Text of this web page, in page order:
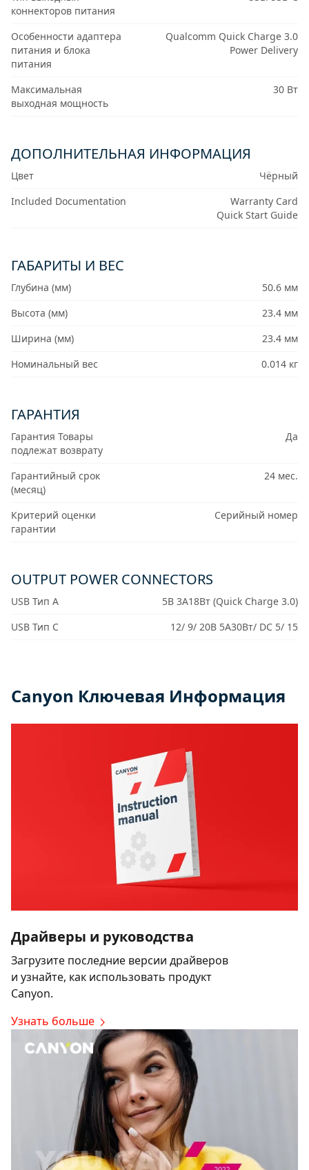
коннекторов питания
Особенности адаптера
питания и блока
питания
Qualcomm Quick Charge 3.0
Power Delivery
Максимальная
выходная мощность
30 Вт
ДОПОЛНИТЕЛЬНАЯ ИНФОРМАЦИЯ
Цвет
Чёрный
Included Documentation
Warranty Card
Quick Start Guide
ГАБАРИТЫ И ВЕС
Глубина (мм)
50.6 мм
Высота (мм)
23.4 мм
Ширина (мм)
23.4 мм
Номинальный вес
0.014 кг
ГАРАНТИЯ
Гарантия Товары
подлежат возврату
Да
Гарантийный срок
(месяц)
24 мес.
Критерий оценки
гарантии
Серийный номер
OUTPUT POWER CONNECTORS
USB Тип A
5В 3А18Вт (Quick Charge 3.0)
USB Тип C
12/ 9/ 20В 5А30Вт/ DC 5/ 15
Canyon Ключевая Информация
Драйверы и руководства
Загрузите последние версии драйверов
и узнайте, как использовать продукт
Canyon.
Узнать больше